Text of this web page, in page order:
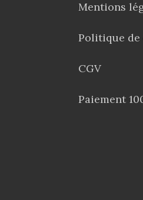
Mentions
Politique
CGV
Paiement